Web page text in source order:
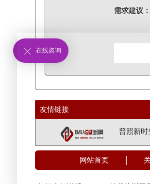
需求建议：
友情链接
普照新时
网站首页
在线咨询